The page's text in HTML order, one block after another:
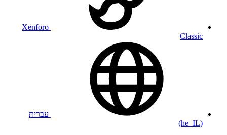
Xenforo
Classic
עברית
(he_IL)